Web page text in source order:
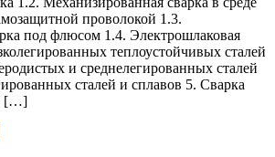
проволокой 1.3.
под флюсом 1.4. Электрошлаковая
теплоустойчивых сталей
и среднелегированных сталей
сталей и сплавов 5. Сварка
[…]